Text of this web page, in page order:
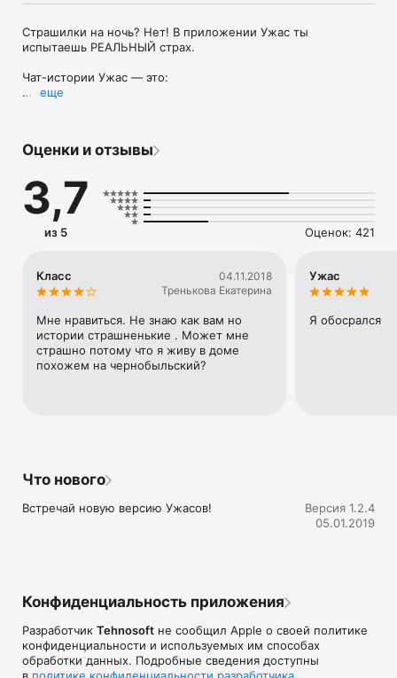
Страшилки на ночь? Нет! В приложении Ужас ты
испытаешь РЕАЛЬНЫЙ страх.
Чат-истории Ужас — это:
— более 50 леденящих душу переписок: семейные
— шокирующие подробности самых ужасных
преступлений этого века.
Книги уже в прошлом! Встречай новый формат ужастиков,
который захватил телефоны прогрессивных читателей во
Сэкономь свое время! Следи за маньяками и их жертвами в
магазинах — в любое время и в любом месте.
Скачай наше приложение и погрузись в Ужас...
--------------------------
-Чтение без пауз
Условия обслуживания при использовании подписки на
• Пробная Подписка для новых пользователей на премиум
момента ее подключения.
• Если в течение 7 дней подписка не была отменена, по
истечении пробного периода с вашего аккаунта будет
еще
Оценки и отзывы
3,7
из 5 Оценок: 421
Класс
04.11.2018
Тренькова Екатерина
Мне нравиться. Не знаю как вам но
истории страшненькие . Может мне
страшно потому что я живу в доме
похожем на чернобыльский?
Ужас
Я обосрался
Что нового
Встречай новую версию Ужасов!
Версия 1.2.4
05.01.2019
Конфиденциальность приложения
Разработчик Tehnosoft не сообщил Apple о своей политике
конфиденциальности и используемых им способах
обработки данных. Подробные сведения доступны
в политике конфиденциальности разработчика.